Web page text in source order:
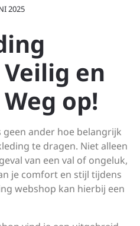
2025
en
op!
ander hoe belangrijk
te dragen. Niet alleen
van een val of ongeluk,
je comfort en stijl tijdens
webshop kan hierbij een